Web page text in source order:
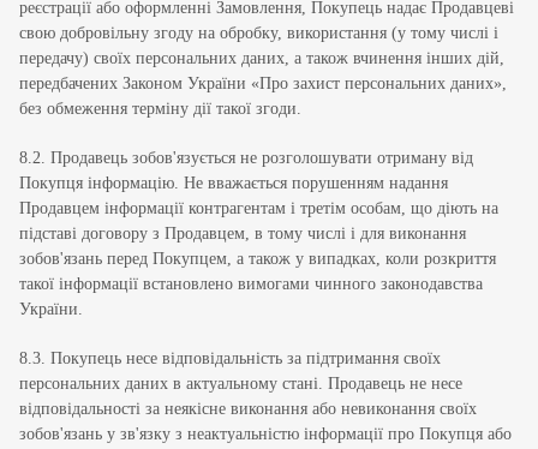
реєстрації або оформленні Замовлення, Покупець надає Продавцеві
свою добровільну згоду на обробку, використання (у тому числі і
передачу) своїх персональних даних, а також вчинення інших дій,
передбачених Законом України «Про захист персональних даних»,
без обмеження терміну дії такої згоди.
8.2. Продавець зобов'язується не розголошувати отриману від
Покупця інформацію. Не вважається порушенням надання
Продавцем інформації контрагентам і третім особам, що діють на
підставі договору з Продавцем, в тому числі і для виконання
зобов'язань перед Покупцем, а також у випадках, коли розкриття
такої інформації встановлено вимогами чинного законодавства
України.
8.3. Покупець несе відповідальність за підтримання своїх
персональних даних в актуальному стані. Продавець не несе
відповідальності за неякісне виконання або невиконання своїх
зобов'язань у зв'язку з неактуальністю інформації про Покупця або